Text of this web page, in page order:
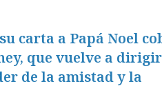
carta a Papá Noel
que vuelve a
de la amistad y la